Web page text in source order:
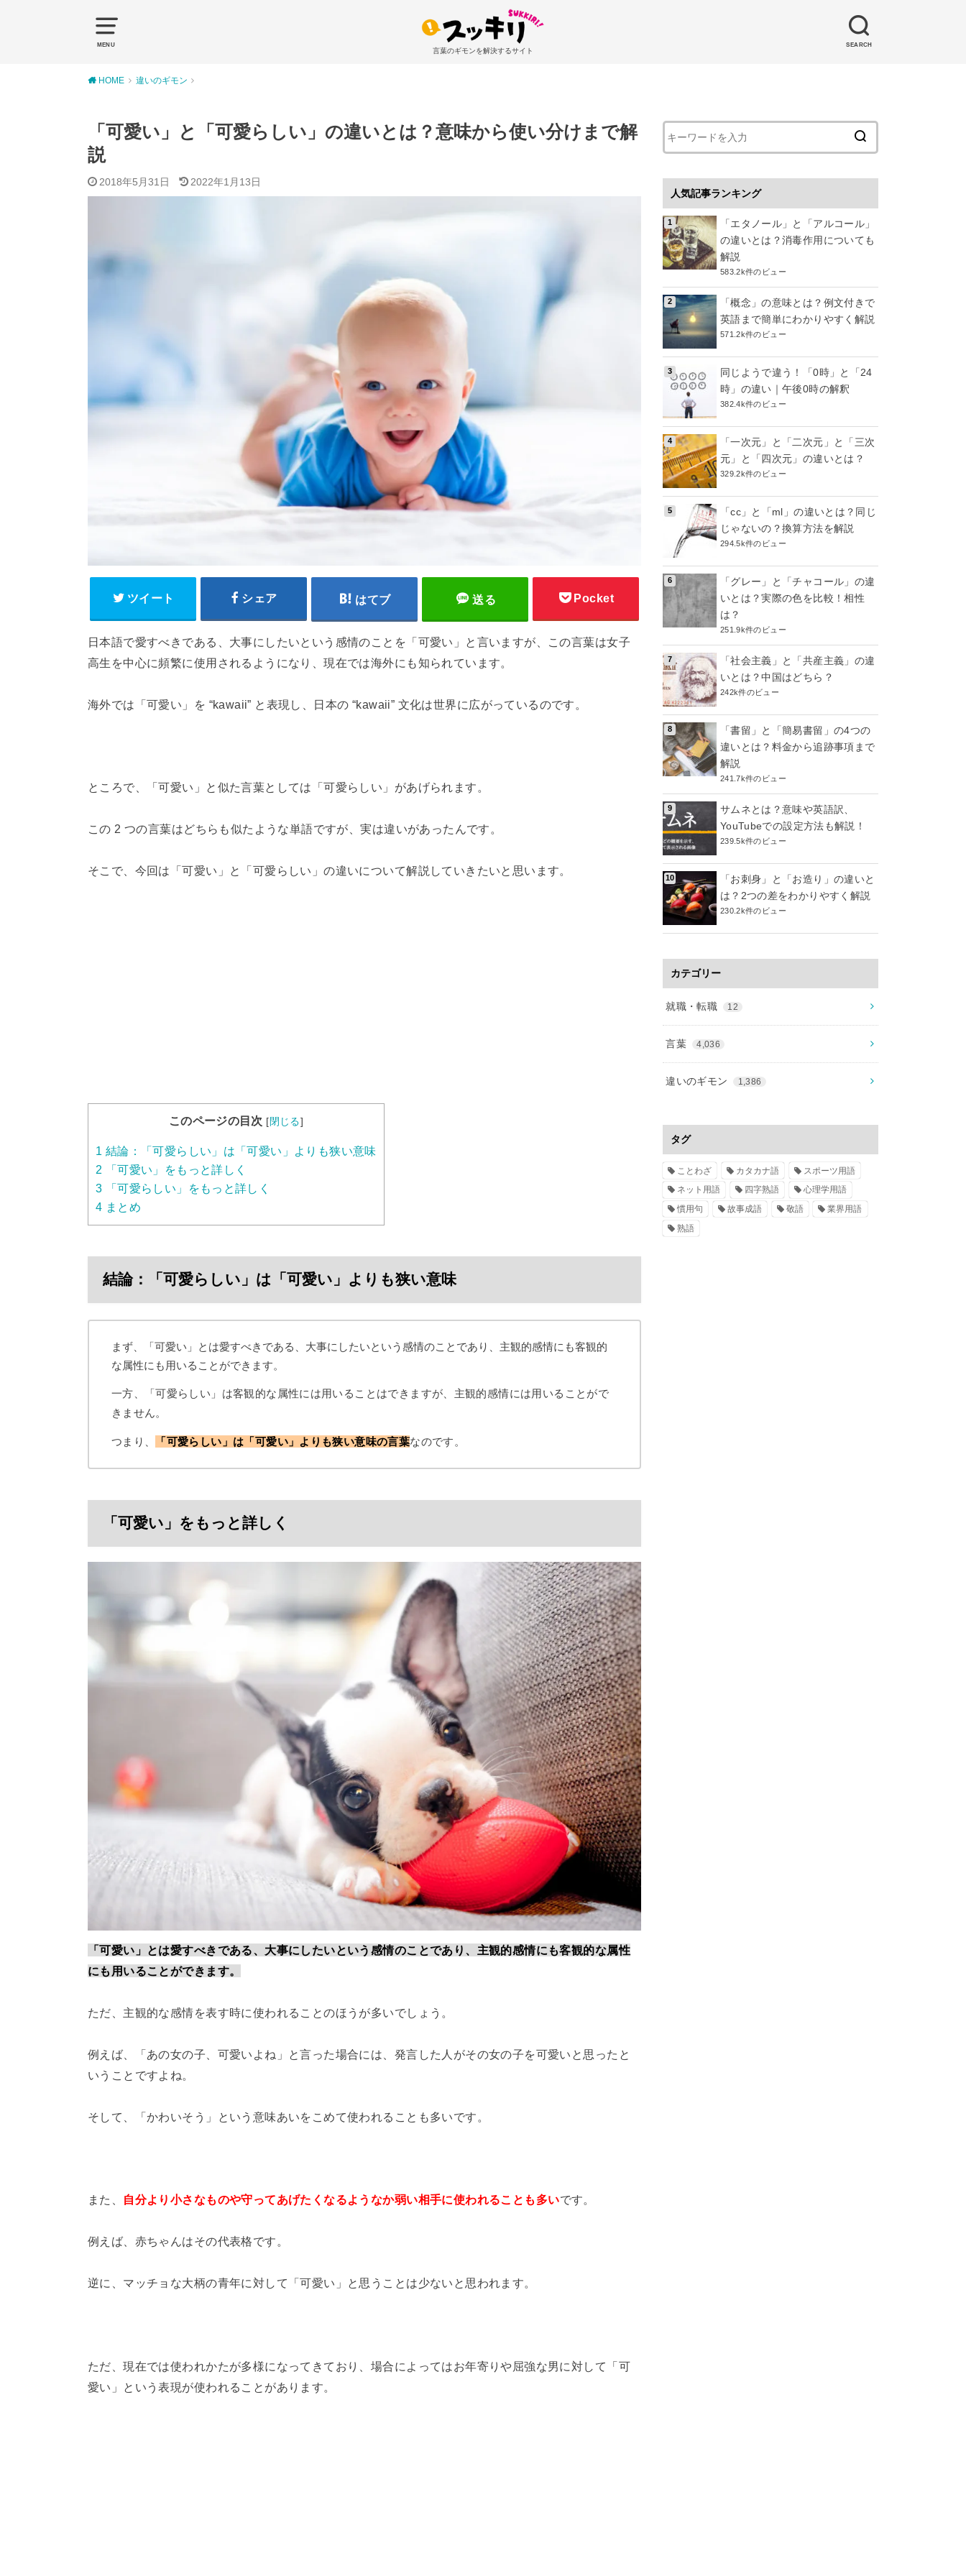
MENU SEARCH
言葉のギモンを解決するサイト
HOME 違いのギモン
「可愛い」と「可愛らしい」の違いとは？意味から使い分けまで解
説
2018年5月31日 2022年1月13日
ツイート シェア はてブ 送る Pocket
日本語で愛すべきである、大事にしたいという感情のことを「可愛い」と言いますが、この言葉は女子
高生を中心に頻繁に使用されるようになり、現在では海外にも知られています。
海外では「可愛い」を “kawaii” と表現し、日本の “kawaii” 文化は世界に広がっているのです。
ところで、「可愛い」と似た言葉としては「可愛らしい」があげられます。
この 2 つの言葉はどちらも似たような単語ですが、実は違いがあったんです。
そこで、今回は「可愛い」と「可愛らしい」の違いについて解説していきたいと思います。
このページの目次 [閉じる]
1 結論：「可愛らしい」は「可愛い」よりも狭い意味
2 「可愛い」をもっと詳しく
3 「可愛らしい」をもっと詳しく
4 まとめ
結論：「可愛らしい」は「可愛い」よりも狭い意味
まず、「可愛い」とは愛すべきである、大事にしたいという感情のことであり、主観的感情にも客観的
な属性にも用いることができます。
一方、「可愛らしい」は客観的な属性には用いることはできますが、主観的感情には用いることがで
きません。
つまり、 「可愛らしい」は「可愛い」よりも狭い意味の言葉なのです。
「可愛い」をもっと詳しく
「可愛い」とは愛すべきである、大事にしたいという感情のことであり、主観的感情にも客観的な属性
にも用いることができます。
ただ、主観的な感情を表す時に使われることのほうが多いでしょう。
例えば、「あの女の子、可愛いよね」と言った場合には、発言した人がその女の子を可愛いと思ったと
いうことですよね。
そして、「かわいそう」という意味あいをこめて使われることも多いです。
また、 自分より小さなものや守ってあげたくなるようなか弱い相手に使われることも多いです。
例えば、赤ちゃんはその代表格です。
逆に、マッチョな大柄の青年に対して「可愛い」と思うことは少ないと思われます。
ただ、現在では使われかたが多様になってきており、場合によってはお年寄りや屈強な男に対して「可
愛い」という表現が使われることがあります。
人気記事ランキング
「エタノール」と「アルコール」
の違いとは？消毒作用についても
解説
583.2k件のビュー
「概念」の意味とは？例文付きで
英語まで簡単にわかりやすく解説
571.2k件のビュー
同じようで違う！「0時」と「24
時」の違い｜午後0時の解釈
382.4k件のビュー
「一次元」と「二次元」と「三次
元」と「四次元」の違いとは？
329.2k件のビュー
「cc」と「ml」の違いとは？同じ
じゃないの？換算方法を解説
294.5k件のビュー
「グレー」と「チャコール」の違
いとは？実際の色を比較！相性
は？
251.9k件のビュー
「社会主義」と「共産主義」の違
いとは？中国はどちら？
242k件のビュー
「書留」と「簡易書留」の4つの
違いとは？料金から追跡事項まで
解説
241.7k件のビュー
サムネとは？意味や英語訳、
YouTubeでの設定方法も解説！
239.5k件のビュー
「お刺身」と「お造り」の違いと
は？2つの差をわかりやすく解説
230.2k件のビュー
カテゴリー
就職・転職 12
言葉 4,036
違いのギモン 1,386
タグ
ことわざ カタカナ語
スポーツ用語
ネット用語
四字熟語
心理学用語
慣用句
故事成語 敬語
業界用語
熟語